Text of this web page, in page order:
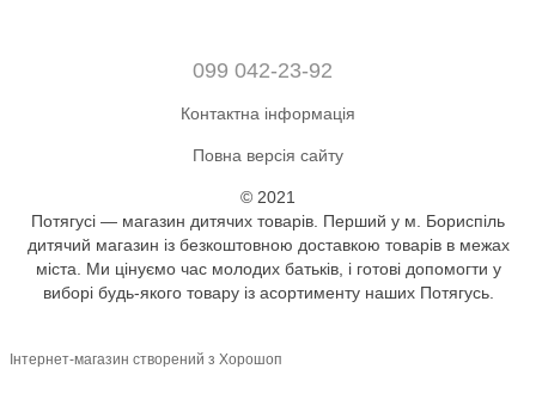
099 042-23-92
Контактна інформація
Повна версія сайту
© 2021
Потягусі — магазин дитячих товарів. Перший у м. Бориспіль
дитячий магазин із безкоштовною доставкою товарів в межах
міста. Ми цінуємо час молодих батьків, і готові допомогти у
виборі будь-якого товару із асортименту наших Потягусь.
Інтернет-магазин створений з Хорошоп